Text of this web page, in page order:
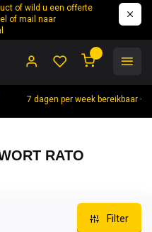
of wild u een offerte
of mail naar
7 dagen per week bereikbaar
RATO
Filter